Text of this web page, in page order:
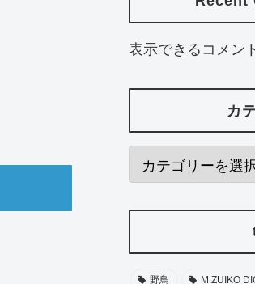
表示できるコメン
カ
野鳥 M.ZUIKO